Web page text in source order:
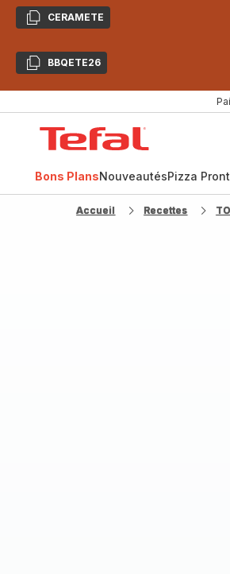
CopierCERAMETE
CopierBBQETE26
Bons PlansNouveautésPizza
Accueil Recettes